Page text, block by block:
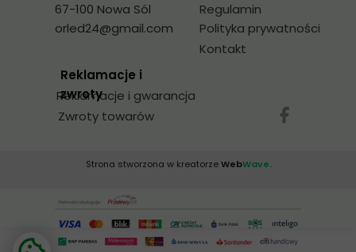
Reklamacje i
zwroty
Strona stworzona w kreatorzeWebWave.
67-100 Nowa Sól
orled24@gmail.com
Polityka prywatności
Regulamin
Kontakt
Zwroty towarów
Reklamacje i gwarancja